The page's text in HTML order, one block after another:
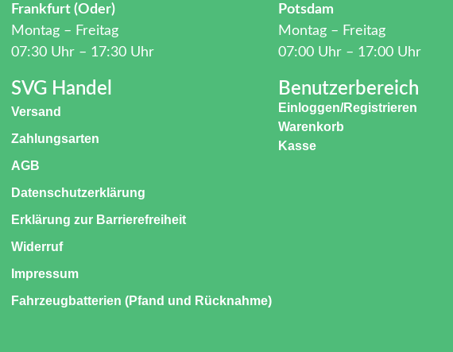
Frankfurt (Oder)
Montag – Freitag
07:30 Uhr – 17:30 Uhr
Potsdam
Montag – Freitag
07:00 Uhr – 17:00 Uhr
SVG Handel
Versand
Zahlungsarten
AGB
Datenschutzerklärung
Erklärung zur Barrierefreiheit
Widerruf
Impressum
Fahrzeugbatterien (Pfand und Rücknahme)
Benutzerbereich
Einloggen/Registrieren
Warenkorb
Kasse